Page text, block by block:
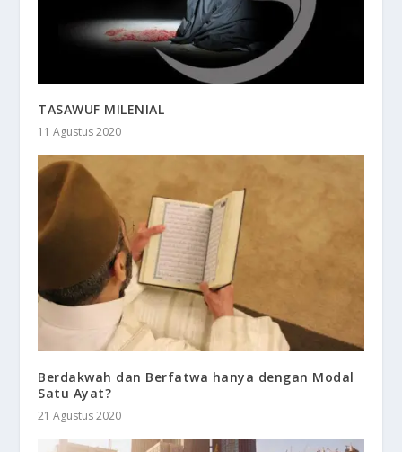
TASAWUF MILENIAL
11 Agustus 2020
Berdakwah dan Berfatwa hanya dengan Modal
Satu Ayat?
21 Agustus 2020